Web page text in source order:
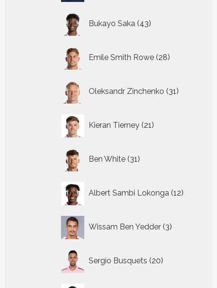
Bukayo Saka 43
producten
Emile Smith Rowe 28
producten
Oleksandr Zinchenko 31
producten
Kieran Tierney 21
producten
Ben White 31
producten
Albert Sambi Lokonga 12
Wissam Ben Yedder 3
producten
Sergio Busquets 20
producten